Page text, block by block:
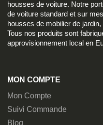
housses de voiture. Notre
de voiture standard et sur
housses de mobilier de
Tous nos produits sont
approvisionnement local en
MON COMPTE
Mon Compte
Suivi Commande
Blog